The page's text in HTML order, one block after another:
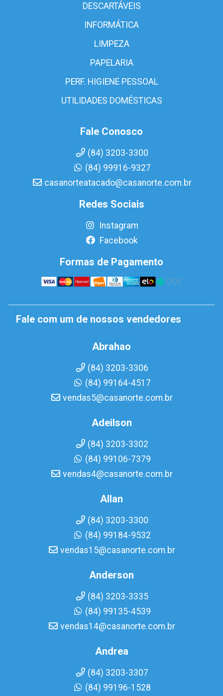
DESCARTÁVEIS
INFORMÁTICA
LIMPEZA
PAPELARIA
PERF. HIGIENE PESSOAL
UTILIDADES DOMÉSTICAS
Fale Conosco
(84) 3203-3300
(84) 99916-9327
casanorteatacado@casanorte.com.br
Redes Sociais
Instagram
Facebook
Formas de Pagamento
Fale com um de nossos vendedores
Abrahao
(84) 3203-3306
(84) 99164-4517
vendas5@casanorte.com.br
Adeilson
(84) 3203-3302
(84) 99106-7379
vendas4@casanorte.com.br
Allan
(84) 3203-3300
(84) 99184-9532
vendas15@casanorte.com.br
Anderson
(84) 3203-3335
(84) 99135-4539
vendas14@casanorte.com.br
Andrea
(84) 3203-3307
(84) 99196-1528